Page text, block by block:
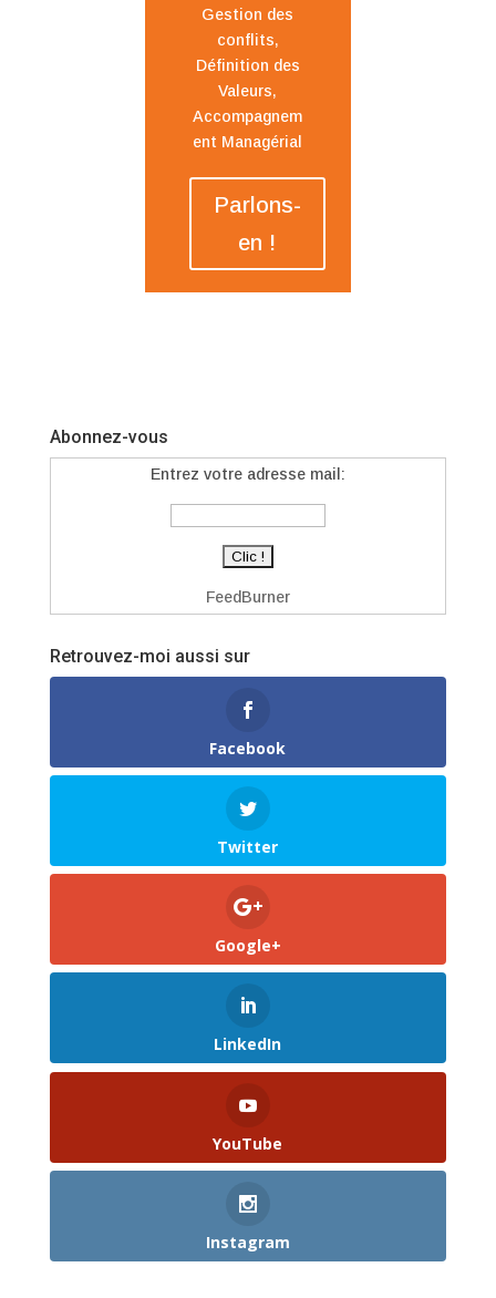
Gestion des
conflits,
Définition des
Valeurs,
Accompagnem
ent Managérial
Parlons-
en !
Abonnez-vous
Entrez votre adresse mail:
FeedBurner
Retrouvez-moi aussi sur
Facebook
Twitter
Google+
LinkedIn
YouTube
Instagram